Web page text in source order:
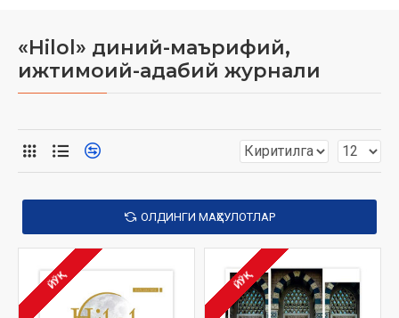
«Hilol» диний-маърифий,
ижтимоий-адабий журнали
ОЛДИНГИ МАҲСУЛОТЛАР
ЙЎҚ ЙЎҚ